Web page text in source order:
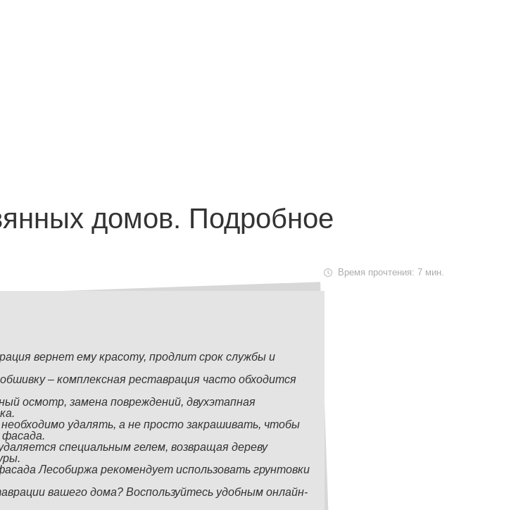
домов. Подробное
Время прочтения: 7 мин.
вернет ему красоту, продлит срок службы и
– комплексная реставрация часто обходится
осмотр, замена повреждений, двухэтапная
удалять, а не просто закрашивать, чтобы
специальным гелем, возвращая дереву
Лесобиржа рекомендует использовать грунтовки
вашего дома? Воспользуйтесь удобным онлайн-